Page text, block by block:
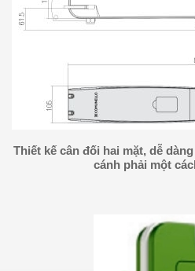
Thiết kế cân đối hai mặt, dễ
cánh phải một